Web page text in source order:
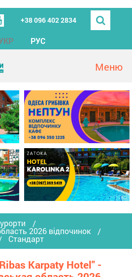
+38 096 402 2834
РУС
2026 відпочинок
Стандарт
Karpaty Hotel" -